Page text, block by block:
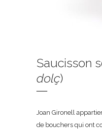
Saucisson
dolç)
Joan Gironell
de bouchers qui ont